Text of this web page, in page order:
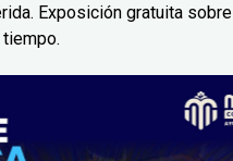
Exposición gratuita sobre